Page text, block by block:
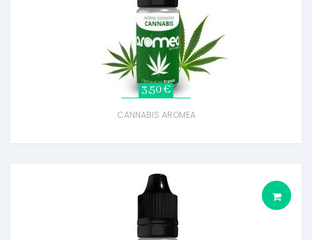
3,50 €
CANNABIS AROMEA